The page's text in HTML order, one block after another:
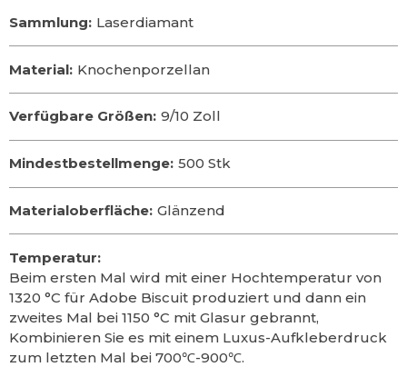
Sammlung: Laserdiamant
Material: Knochenporzellan
Verfügbare Größen: 9/10 Zoll
Mindestbestellmenge: 500 Stk
Materialoberfläche: Glänzend
Temperatur:
Beim ersten Mal wird mit einer Hochtemperatur von
1320 °C für Adobe Biscuit produziert und dann ein
zweites Mal bei 1150 °C mit Glasur gebrannt,
Kombinieren Sie es mit einem Luxus-Aufkleberdruck
zum letzten Mal bei 700℃-900℃.